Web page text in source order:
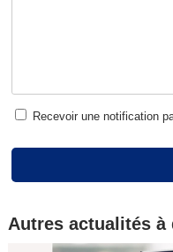
Recevoir une notification
Autres actualités à